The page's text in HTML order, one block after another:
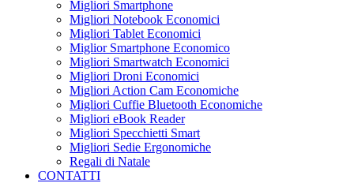
Migliori Smartphone
Migliori Notebook Economici
Migliori Tablet Economici
Miglior Smartphone Economico
Migliori Smartwatch Economici
Migliori Droni Economici
Migliori Action Cam Economiche
Migliori Cuffie Bluetooth Economiche
Migliori eBook Reader
Migliori Specchietti Smart
Migliori Sedie Ergonomiche
Regali di Natale
CONTATTI